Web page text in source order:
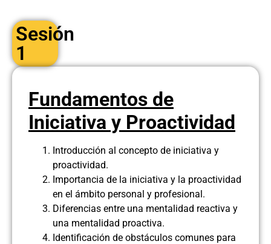
Sesión
1
Fundamentos de
Iniciativa y Proactividad
Introducción al concepto de iniciativa y
proactividad.
Importancia de la iniciativa y la proactividad
en el ámbito personal y profesional.
Diferencias entre una mentalidad reactiva y
una mentalidad proactiva.
Identificación de obstáculos comunes para